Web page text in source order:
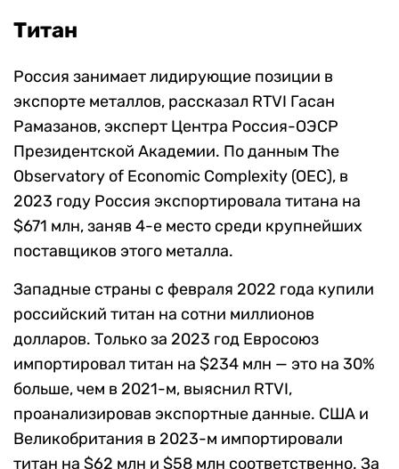
Титан
Россия занимает лидирующие позиции в
экспорте металлов, рассказал RTVI Гасан
Рамазанов, эксперт Центра Россия-ОЭСР
Президентской Академии. По данным The
Observatory of Economic Complexity (OEC), в
2023 году Россия экспортировала титана на
$671 млн, заняв 4-е место среди крупнейших
поставщиков этого металла.
Западные страны с февраля 2022 года купили
российский титан на сотни миллионов
долларов. Только за 2023 год Евросоюз
импортировал титан на $234 млн — это на 30%
больше, чем в 2021-м, выяснил RTVI,
проанализировав экспортные данные. США и
Великобритания в 2023-м импортировали
титан на $62 млн и $58 млн соответственно. За